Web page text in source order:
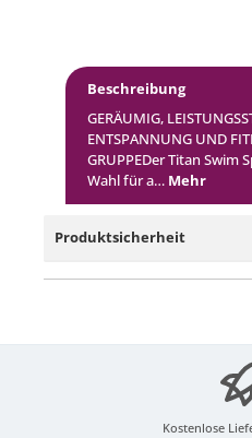
Beschreibung
GERÄUMIG,
ENTSPANNUNG UND
GRUPPEDer Titan Swim
Wahl für a… Mehr
Produktsicherheit
Kostenlose